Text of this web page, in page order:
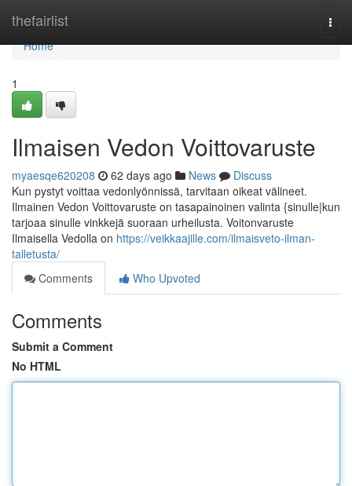
thefairlist
Home
Home
1
Ilmaisen Vedon Voittovaruste
myaesqe620208 62 days ago News
Discuss
Kun pystyt voittaa vedonlyönnissä, tarvitaan oikeat välineet.
Ilmainen Vedon Voittovaruste on tasapainoinen valinta {sinulle|kun
tarjoaa sinulle vinkkejä suoraan urheilusta. Voitonvaruste
Ilmaisella Vedolla on https://veikkaajille.com/ilmaisveto-ilman-
talletusta/
Comments
Who Upvoted
Comments
Submit a Comment
No HTML